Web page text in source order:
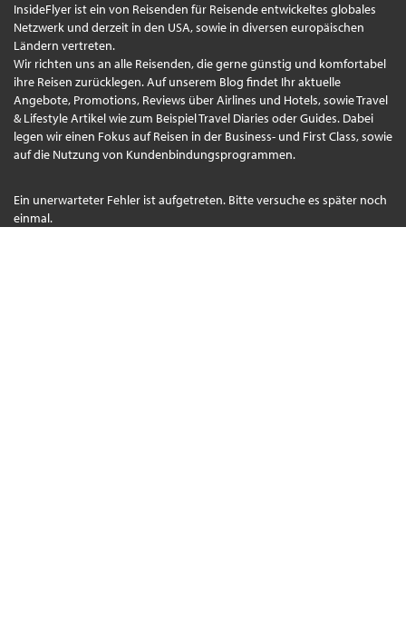
InsideFlyer ist ein von Reisenden für Reisende entwickeltes globales
Netzwerk und derzeit in den USA, sowie in diversen europäischen
Ländern vertreten.
Wir richten uns an alle Reisenden, die gerne günstig und komfortabel
ihre Reisen zurücklegen. Auf unserem Blog findet Ihr aktuelle
Angebote, Promotions, Reviews über Airlines und Hotels, sowie Travel
& Lifestyle Artikel wie zum Beispiel Travel Diaries oder Guides. Dabei
legen wir einen Fokus auf Reisen in der Business- und First Class, sowie
auf die Nutzung von Kundenbindungsprogrammen.
Ein unerwarteter Fehler ist aufgetreten. Bitte versuche es später noch
einmal.